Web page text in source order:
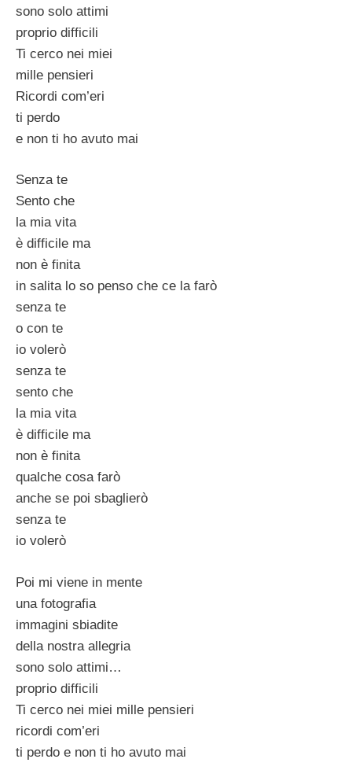
sono solo attimi
proprio difficili
Ti cerco nei miei
mille pensieri
Ricordi com’eri
ti perdo
e non ti ho avuto mai
Senza te
Sento che
la mia vita
è difficile ma
non è finita
in salita lo so penso che ce la farò
senza te
o con te
io volerò
senza te
sento che
la mia vita
è difficile ma
non è finita
qualche cosa farò
anche se poi sbaglierò
senza te
io volerò
Poi mi viene in mente
una fotografia
immagini sbiadite
della nostra allegria
sono solo attimi…
proprio difficili
Ti cerco nei miei mille pensieri
ricordi com’eri
ti perdo e non ti ho avuto mai